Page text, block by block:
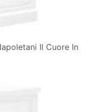
Il Cuore In